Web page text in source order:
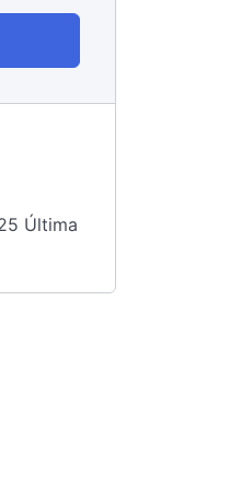
Última